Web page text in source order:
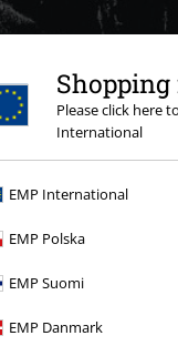
Please click here
International
EMP International
EMP Polska
EMP Suomi
EMP Danmark